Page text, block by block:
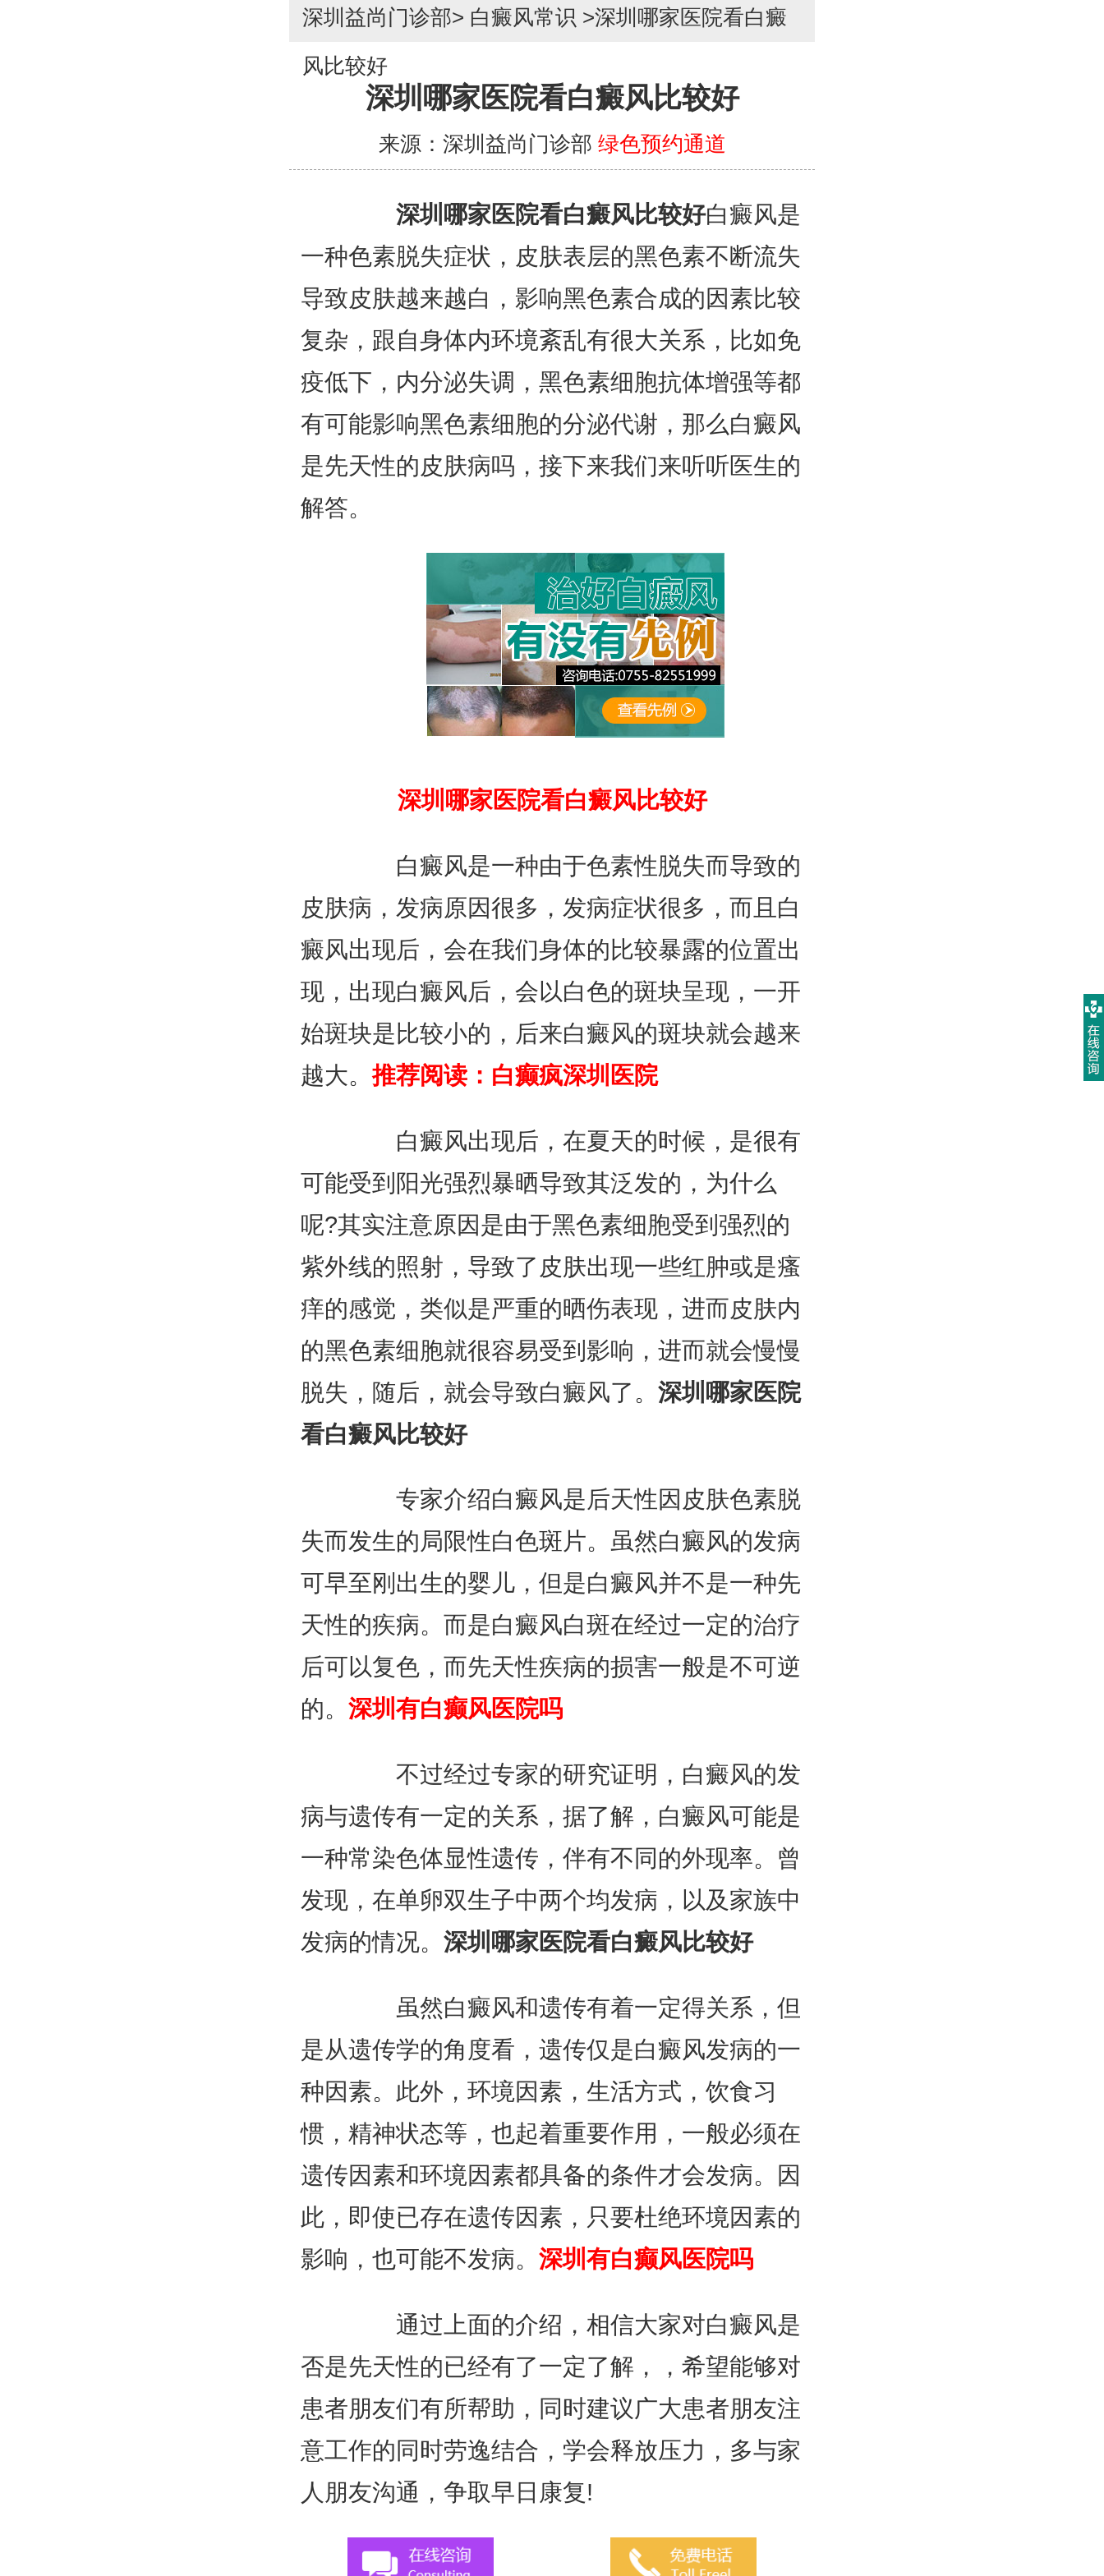
深圳益尚门诊部> 白癜风常识 >深圳哪家医院看白癜
风比较好
深圳哪家医院看白癜风比较好
来源：深圳益尚门诊部 绿色预约通道
深圳哪家医院看白癜风比较好白癜风是
一种色素脱失症状，皮肤表层的黑色素不断流失
导致皮肤越来越白，影响黑色素合成的因素比较
复杂，跟自身体内环境紊乱有很大关系，比如免
疫低下，内分泌失调，黑色素细胞抗体增强等都
有可能影响黑色素细胞的分泌代谢，那么白癜风
是先天性的皮肤病吗，接下来我们来听听医生的
解答。
深圳哪家医院看白癜风比较好
白癜风是一种由于色素性脱失而导致的
皮肤病，发病原因很多，发病症状很多，而且白
癜风出现后，会在我们身体的比较暴露的位置出
现，出现白癜风后，会以白色的斑块呈现，一开
始斑块是比较小的，后来白癜风的斑块就会越来
越大。推荐阅读： 白癫疯深圳医院
白癜风出现后，在夏天的时候，是很有
可能受到阳光强烈暴晒导致其泛发的，为什么
呢?其实注意原因是由于黑色素细胞受到强烈的
紫外线的照射，导致了皮肤出现一些红肿或是瘙
痒的感觉，类似是严重的晒伤表现，进而皮肤内
的黑色素细胞就很容易受到影响，进而就会慢慢
脱失，随后，就会导致白癜风了。深圳哪家医院
看白癜风比较好
专家介绍白癜风是后天性因皮肤色素脱
失而发生的局限性白色斑片。虽然白癜风的发病
可早至刚出生的婴儿，但是白癜风并不是一种先
天性的疾病。而是白癜风白斑在经过一定的治疗
后可以复色，而先天性疾病的损害一般是不可逆
的。深圳有白癫风医院吗
不过经过专家的研究证明，白癜风的发
病与遗传有一定的关系，据了解，白癜风可能是
一种常染色体显性遗传，伴有不同的外现率。曾
发现，在单卵双生子中两个均发病，以及家族中
发病的情况。深圳哪家医院看白癜风比较好
虽然白癜风和遗传有着一定得关系，但
是从遗传学的角度看，遗传仅是白癜风发病的一
种因素。此外，环境因素，生活方式，饮食习
惯，精神状态等，也起着重要作用，一般必须在
遗传因素和环境因素都具备的条件才会发病。因
此，即使已存在遗传因素，只要杜绝环境因素的
影响，也可能不发病。深圳有白癫风医院吗
通过上面的介绍，相信大家对白癜风是
否是先天性的已经有了一定了解，，希望能够对
患者朋友们有所帮助，同时建议广大患者朋友注
意工作的同时劳逸结合，学会释放压力，多与家
人朋友沟通，争取早日康复!